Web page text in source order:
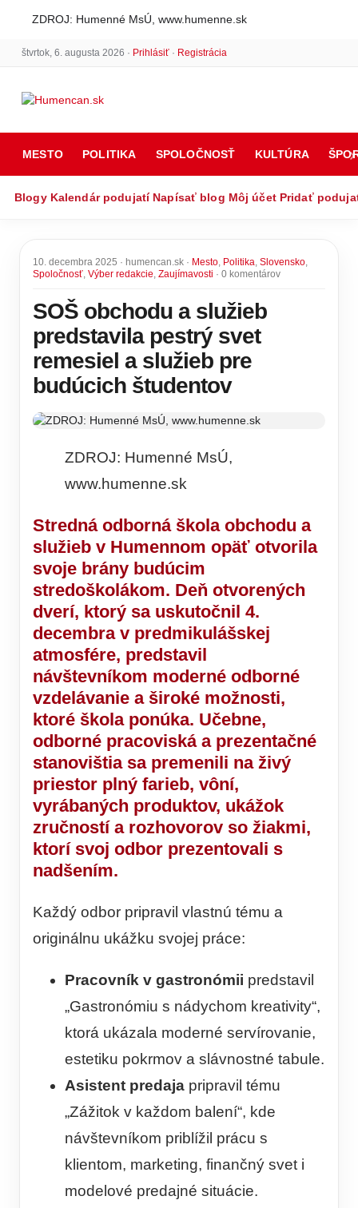
ZDROJ: Humenné MsÚ, www.humenne.sk
štvrtok, 6. augusta 2026 · Prihlásiť· Registrácia
MESTO POLITIKA SPOLOČNOSŤ KULTÚRA
Blogy Kalendár podujatí Napísať blog Môj účet Pridať
10. decembra 2025 · humencan.sk · Mesto, Politika, Slovensko,
Spoločnosť, Výber redakcie, Zaujímavosti · 0 komentárov
SOŠ obchodu a služieb
predstavila pestrý svet
remesiel a služieb pre
budúcich študentov
ZDROJ: Humenné MsÚ,
www.humenne.sk
Stredná odborná škola obchodu a
služieb v Humennom opäť otvorila
svoje brány budúcim
stredoškolákom. Deň otvorených
dverí, ktorý sa uskutočnil 4.
decembra v predmikulášskej
atmosfére, predstavil
návštevníkom moderné odborné
vzdelávanie a široké možnosti,
ktoré škola ponúka. Učebne,
odborné pracoviská a prezentačné
stanovištia sa premenili na živý
priestor plný farieb, vôní,
vyrábaných produktov, ukážok
zručností a rozhovorov so žiakmi,
ktorí svoj odbor prezentovali s
nadšením.
Každý odbor pripravil vlastnú tému a
originálnu ukážku svojej práce:
Pracovník v gastronómii predstavil
„Gastronómiu s nádychom kreativity“,
ktorá ukázala moderné servírovanie,
estetiku pokrmov a slávnostné tabule.
Asistent predaja pripravil tému
„Zážitok v každom balení“, kde
návštevníkom priblížil prácu s
klientom, marketing, finančný svet i
modelové predajné situácie.